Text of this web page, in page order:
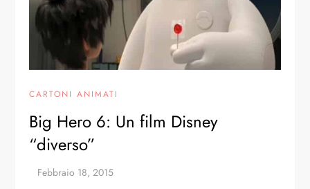
CARTONI ANIMATI
Big Hero 6: Un film Disney
“diverso”